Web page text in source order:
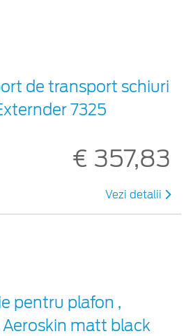
de transport schiuri
7325
€ 357,83
Vezi detalii
pentru plafon ,
Aeroskin matt black